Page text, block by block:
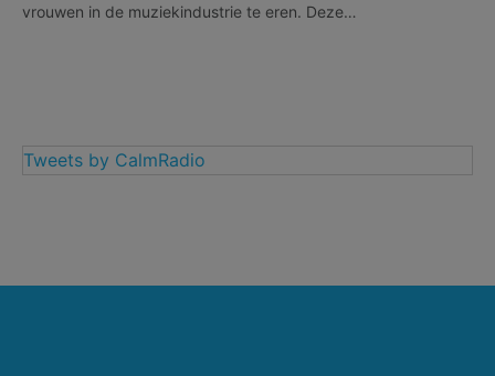
vrouwen in de muziekindustrie te eren. Deze…
Tweets by CalmRadio